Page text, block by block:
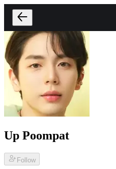
Up Poompat
Follow